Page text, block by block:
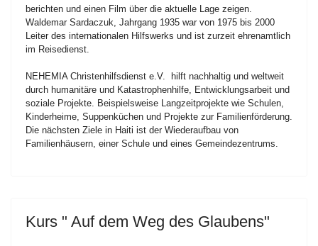
berichten und einen Film über die aktuelle Lage zeigen.
Waldemar Sardaczuk, Jahrgang 1935 war von 1975 bis 2000
Leiter des internationalen Hilfswerks und ist zurzeit ehrenamtlich
im Reisedienst.
NEHEMIA Christenhilfsdienst e.V. hilft nachhaltig und weltweit
durch humanitäre und Katastrophenhilfe, Entwicklungsarbeit und
soziale Projekte. Beispielsweise Langzeitprojekte wie Schulen,
Kinderheime, Suppenküchen und Projekte zur Familienförderung.
Die nächsten Ziele in Haiti ist der Wiederaufbau von
Familienhäusern, einer Schule und eines Gemeindezentrums.
Kurs " Auf dem Weg des Glaubens"